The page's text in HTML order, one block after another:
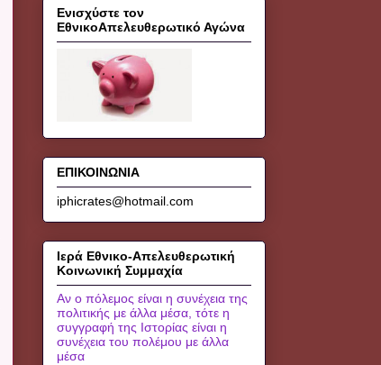
Ενισχύστε τον
ΕθνικοΑπελευθερωτικό Αγώνα
ΕΠΙΚΟΙΝΩΝΙΑ
iphicrates@hotmail.com
Ιερά Εθνικο-Απελευθερωτική
Κοινωνική Συμμαχία
Αν ο πόλεμος είναι η συνέχεια της
πολιτικής με άλλα μέσα, τότε η
συγγραφή της Ιστορίας είναι η
συνέχεια του πολέμου με άλλα
μέσα